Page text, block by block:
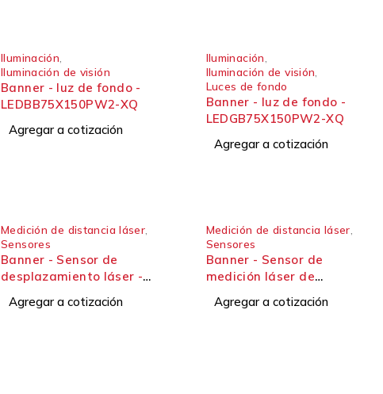
Iluminación
Iluminación de visión
Banner - luz de fondo -
LEDBB75X150PW2-XQ
Agregar a cotización
Iluminación
Iluminación de visión
Luces de fondo
Banner - luz de fondo -
LEDGB75X150PW2-XQ
Agregar a cotización
Medición de distancia láser
Sensores
Banner - Sensor de
desplazamiento láser -
Agregar a cotización
Medición de distancia láser
Sensores
Banner - Sensor de
medición láser de
LM
Agregar a cotización